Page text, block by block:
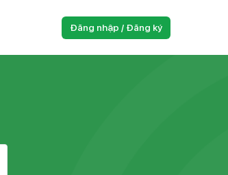
Đăng nhập / Đăng ký